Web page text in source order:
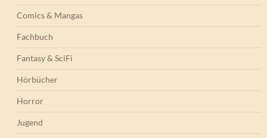
Comics & Mangas
Fachbuch
Fantasy & SciFi
Hörbücher
Horror
Jugend